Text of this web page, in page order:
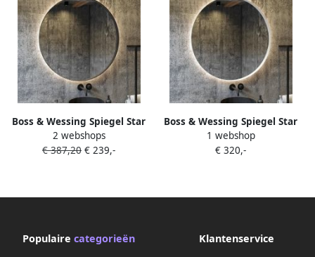
Boss & Wessing Spiegel Star
Rond met LED Mat Zwart
Spiegel Star Rond Met Led 40
2 webshops
€ 387,20 € 239,-
Boss & Wessing Spiegel Star
Rond met LED Mat Wit 40 cm
1 webshop
€ 320,-
Populaire categorieën Klantenservice